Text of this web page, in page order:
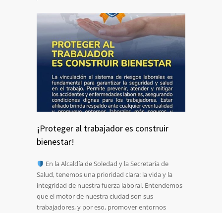
¡Proteger al trabajador es construir
bienestar!
En la Alcaldía de Soledad y la Secretaría de
Salud, tenemos una prioridad clara: la vida y la
integridad de nuestra fuerza laboral. Entendemos
que el motor de nuestra ciudad son sus
trabajadores, y por eso, promover entornos